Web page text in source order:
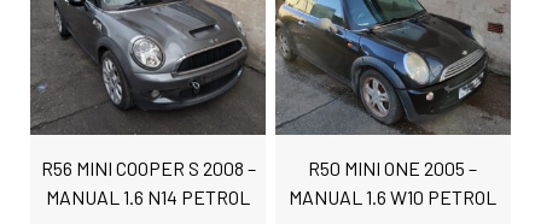
R56 MINI COOPER S 2008 –
MANUAL 1.6 N14 PETROL
R50 MINI ONE 2005 –
MANUAL 1.6 W10 PETROL